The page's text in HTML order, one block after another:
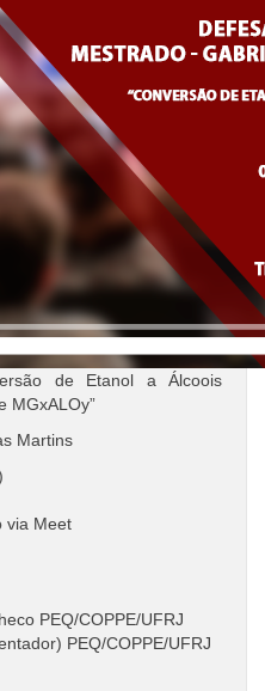
de Etanol a Álcoois
MGxALOy”
Martins
via Meet
PEQ/COPPE/UFRJ
PEQ/COPPE/UFRJ